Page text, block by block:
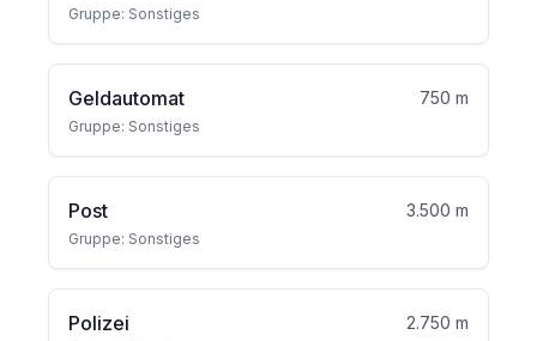
Gruppe: Sonstiges
Geldautomat 750 m
Gruppe: Sonstiges
Post 3.500 m
Gruppe: Sonstiges
Polizei 2.750 m